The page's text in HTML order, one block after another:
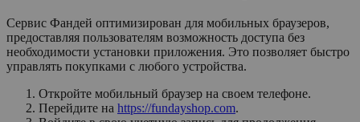
Сервис Фандей оптимизирован для мобильных браузеров,
предоставляя пользователям возможность доступа без
необходимости установки приложения. Это позволяет быстро
управлять покупками с любого устройства.
Откройте мобильный браузер на своем телефоне.
Перейдите на https://fundayshop.com.